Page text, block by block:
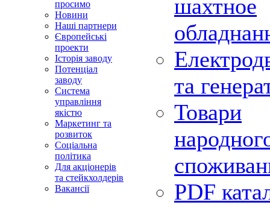
просимо
Новини
Наші партнери
Європейські
проекти
Історія заводу
Потенціал
заводу
Система
управління
якістю
Маркетинг та
розвиток
Соціальна
політика
Для акціонерів
та стейкхолдерів
Вакансії
шахтное
та
Товари
PDF